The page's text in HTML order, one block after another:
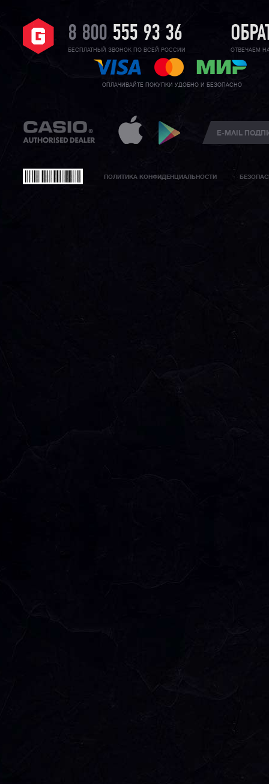
8 800 555 93 36
БЕСПЛАТНЫЙ ЗВОНОК ПО ВСЕЙ РОССИИ ОТВЕЧАЕМ
ОПЛАЧИВАЙТЕ ПОКУПКИ УДОБНО И БЕЗОПАСНО
ПОЛИТИКА КОНФИДЕНЦИАЛЬНОСТИ